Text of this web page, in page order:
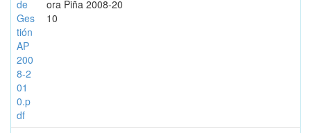
de
Ges
tión
AP
200
8-2
01
0.p
df
ora Piña 2008-20
10